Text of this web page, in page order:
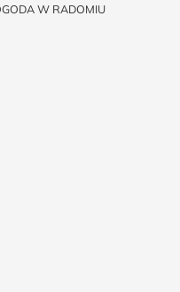
W RADOMIU